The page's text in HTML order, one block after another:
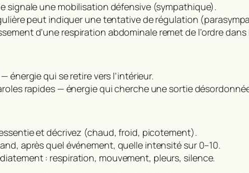
signale une mobilisation défensive (sympathique).
peut indiquer une tentative de régulation
d’une respiration abdominale remet de l’ordre dans
énergie qui se retire vers l’intérieur.
rapides — énergie qui cherche une sortie
et décrivez (chaud, froid, picotement).
après quel événement, quelle intensité sur 0–10.
: respiration, mouvement, pleurs, silence.